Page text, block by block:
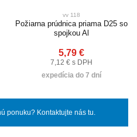
vv 118
Požiarna prúdnica priama D25 so
spojkou Al
5,79 €
7,12 € s DPH
expedícia do 7 dní
ponuku? Kontaktujte nás tu.